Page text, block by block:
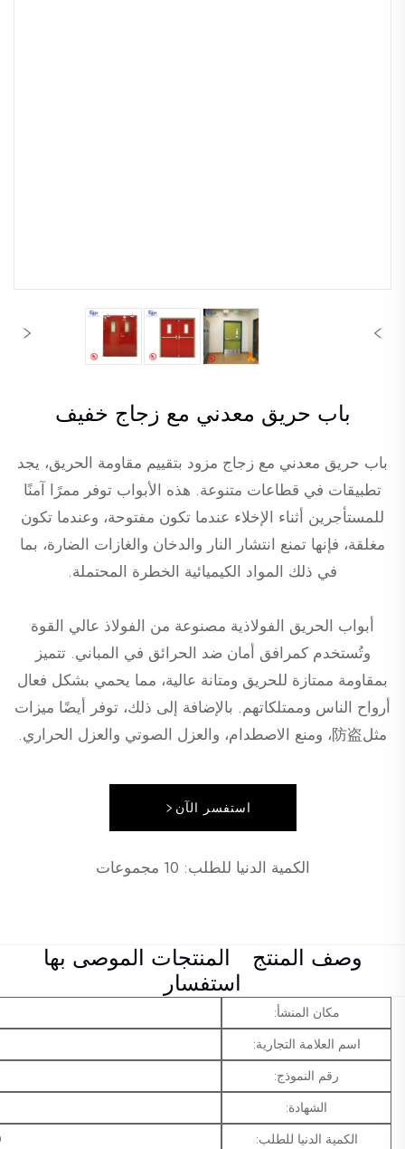
باب حريق معدني مع زجاج خفيف
باب حريق معدني مع زجاج مزود بتقييم مقاومة الحريق، يجد
تطبيقات في قطاعات متنوعة. هذه الأبواب توفر ممرًا آمنًا
للمستأجرين أثناء الإخلاء عندما تكون مفتوحة، وعندما تكون
مغلقة، فإنها تمنع انتشار النار والدخان والغازات الضارة، بما
في ذلك المواد الكيميائية الخطرة المحتملة.
أبواب الحريق الفولاذية مصنوعة من الفولاذ عالي القوة
وتُستخدم كمرافق أمان ضد الحرائق في المباني. تتميز
بمقاومة ممتازة للحريق ومتانة عالية، مما يحمي بشكل فعال
أرواح الناس وممتلكاتهم. بالإضافة إلى ذلك، توفر أيضًا ميزات
مثل防盗، ومنع الاصطدام، والعزل الصوتي والعزل الحراري.
استفسر الآن
الكمية الدنيا للطلب: 10 مجموعات
وصف المنتج
المنتجات الموصى بها
استفسار
مكان المنشأ:
اسم العلامة التجارية:
رقم النموذج:
الشهادة:
الكمية الدنيا للطلب: